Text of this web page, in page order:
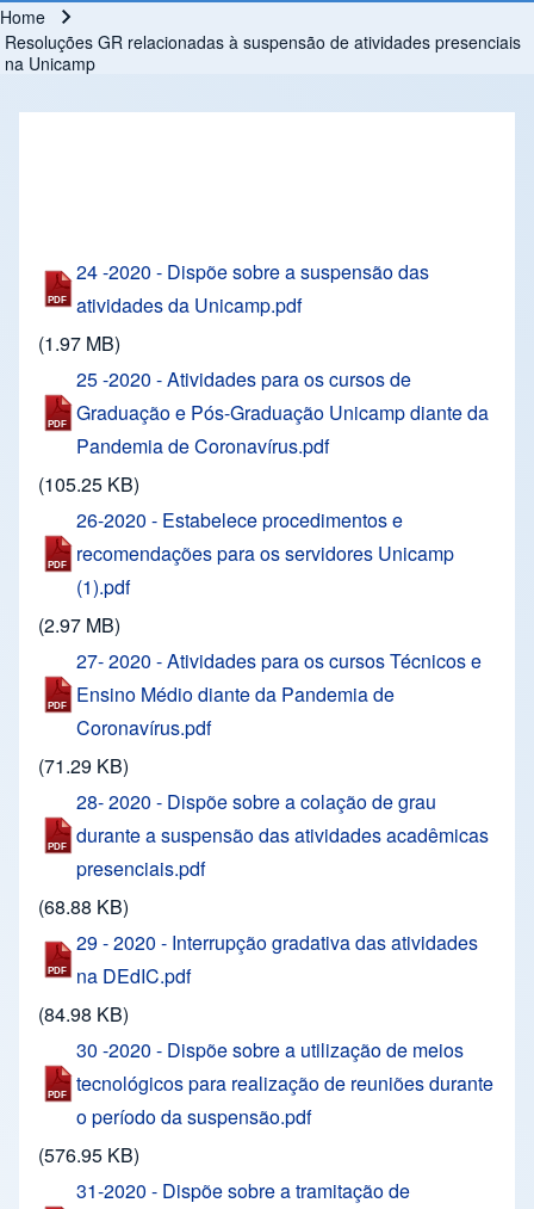
Breadcrumb
Home
Resoluções GR relacionadas à suspensão de atividades presenciais
na Unicamp
24 -2020 - Dispõe sobre a suspensão das
atividades da Unicamp.pdf
(1.97 MB)
25 -2020 - Atividades para os cursos de
Graduação e Pós-Graduação Unicamp diante da
Pandemia de Coronavírus.pdf
(105.25 KB)
26-2020 - Estabelece procedimentos e
recomendações para os servidores Unicamp
(1).pdf
(2.97 MB)
27- 2020 - Atividades para os cursos Técnicos e
Ensino Médio diante da Pandemia de
Coronavírus.pdf
(71.29 KB)
28- 2020 - Dispõe sobre a colação de grau
durante a suspensão das atividades acadêmicas
presenciais.pdf
(68.88 KB)
29 - 2020 - Interrupção gradativa das atividades
na DEdIC.pdf
(84.98 KB)
30 -2020 - Dispõe sobre a utilização de meios
tecnológicos para realização de reuniões durante
o período da suspensão.pdf
(576.95 KB)
31-2020 - Dispõe sobre a tramitação de